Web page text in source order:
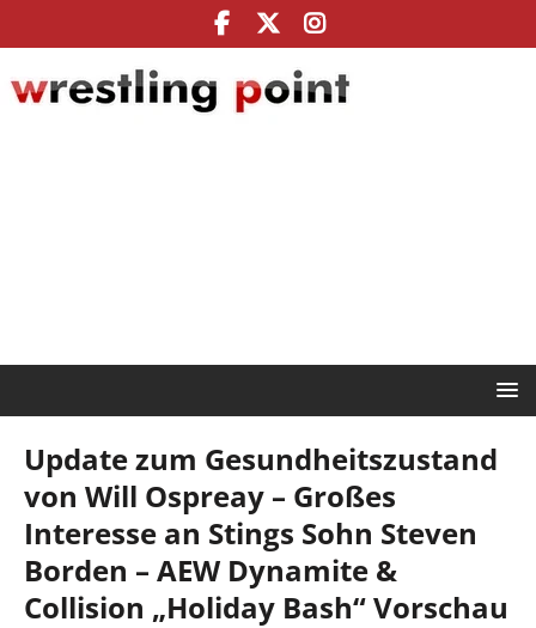
Update zum Gesundheitszustand
von Will Ospreay – Großes
Interesse an Stings Sohn Steven
Borden – AEW Dynamite &
Collision „Holiday Bash“ Vorschau